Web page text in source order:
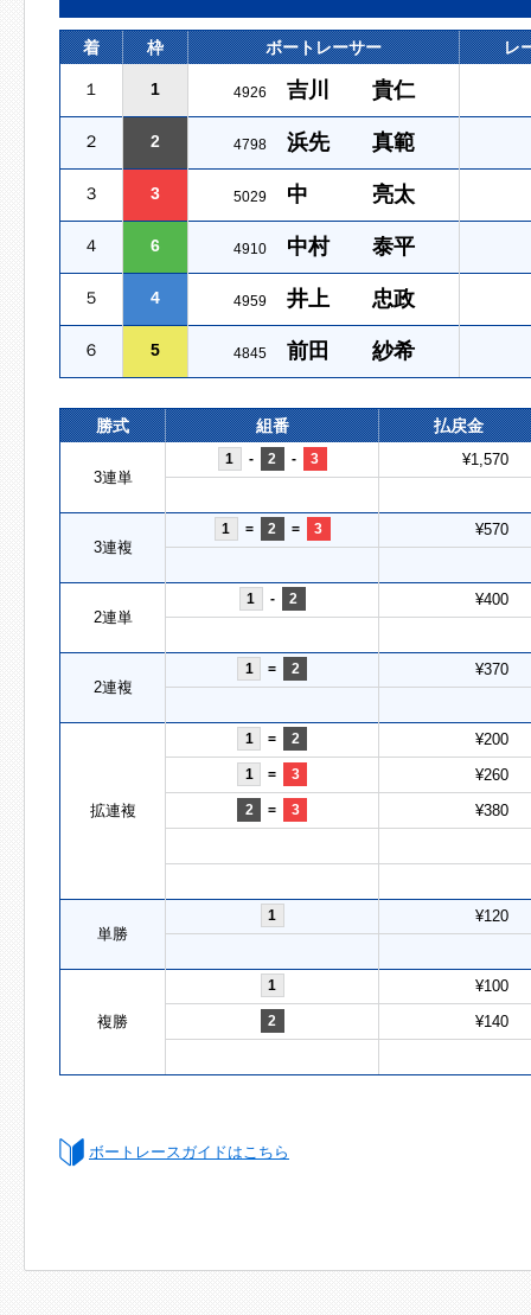
着 枠 ボートレーサー レ
１ 1 4926 吉川 貴仁
２ 2 4798 浜先 真範
３ 3 5029 中 亮太
４ 6 4910 中村 泰平
５ 4 4959 井上 忠政
６ 5 4845 前田 紗希
勝式 組番 払戻金
3連単
1 - 2 - 3 ¥1,570
3連複
1 = 2 = 3 ¥570
2連単
1 - 2 ¥400
2連複
1 = 2 ¥370
拡連複
1 = 2 ¥200
1 = 3 ¥260
2 = 3 ¥380
単勝
1 ¥120
複勝
1 ¥100
2 ¥140
ボートレースガイドはこちら